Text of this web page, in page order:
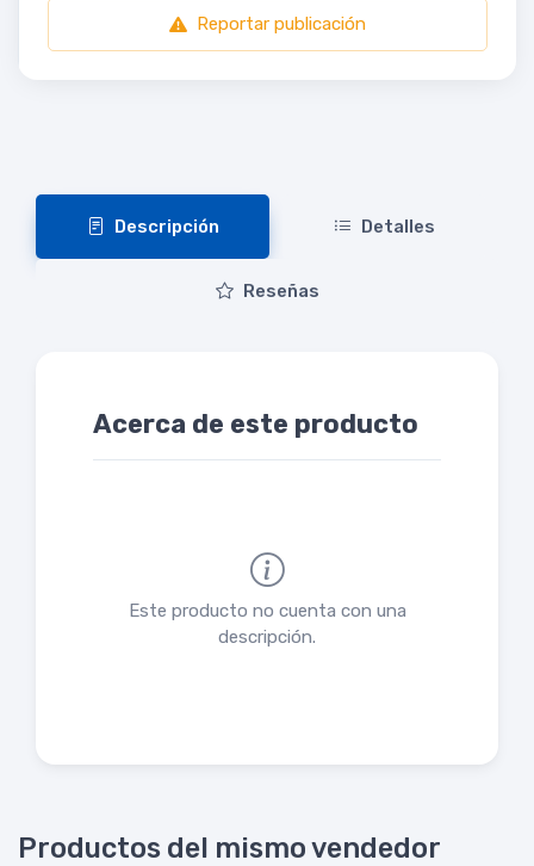
Reportar publicación
Descripción Detalles
Reseñas
Acerca de este producto
Este producto no cuenta con una
descripción.
Productos del mismo vendedor